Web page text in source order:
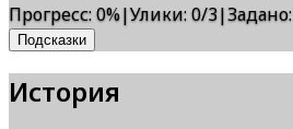
Прогресс:0%|Улики:0/3|Задано:
Подсказки
История